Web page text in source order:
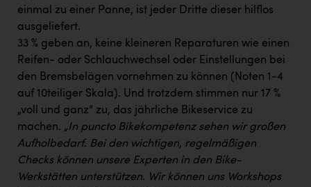
einmal zu einer Panne, ist jeder Dritte dieser hilflos
ausgeliefert.
33 % geben an, keine kleineren Reparaturen wie einen
Reifen- oder Schlauchwechsel oder Einstellungen bei
den Bremsbelägen vornehmen zu können (Noten 1-4
auf 10teiliger Skala). Und trotzdem stimmen nur 17 %
„voll und ganz“ zu, das jährliche Bikeservice zu
machen. „In puncto Bikekompetenz sehen wir großen
Aufholbedarf. Bei den wichtigen, regelmäßigen
Checks können unsere Experten in den Bike-
Werkstätten unterstützen. Wir können uns Workshops